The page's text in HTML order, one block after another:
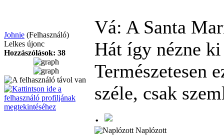
Johnie (Felhasználó)
Lelkes újonc
Hozzászólások: 38
Vá: A Santa
Hát így nézne
Természetesen
széle, csak
.
Naplózott